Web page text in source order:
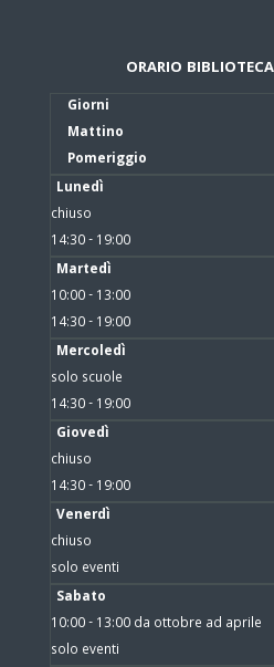
ORARIO
Giorni
Mattino
Pomeriggio
Lunedì
chiuso
14:30 - 19:00
Martedì
10:00 - 13:00
14:30 - 19:00
Mercoledì
solo scuole
14:30 - 19:00
Giovedì
chiuso
14:30 - 19:00
Venerdì
chiuso
solo eventi
Sabato
10:00 - 13:00 da ottobre ad aprile
solo eventi